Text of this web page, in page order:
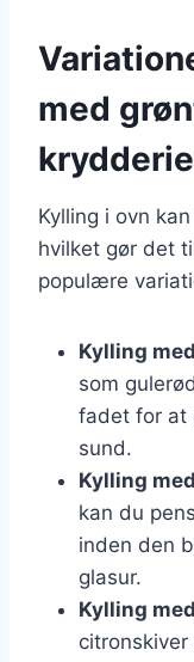
med
Kylling i ovn
hvilket gør det
populære
Kylling
som
fadet for at
sund.
Kylling
kan du
inden den
glasur.
Kylling